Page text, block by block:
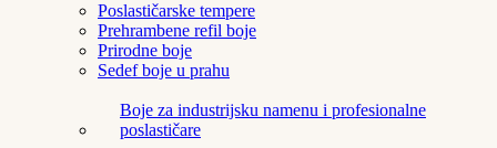
Poslastičarske tempere
Prehrambene refil boje
Prirodne boje
Sedef boje u prahu
Boje za industrijsku namenu i profesionalne
poslastičare